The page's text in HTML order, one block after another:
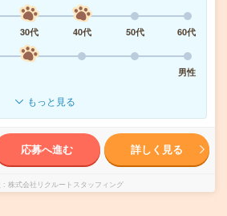
30代 40代 50代
60代
男性
もっと見る
応募へ進む 詳しく見る
株式会社リクルートスタッフィング